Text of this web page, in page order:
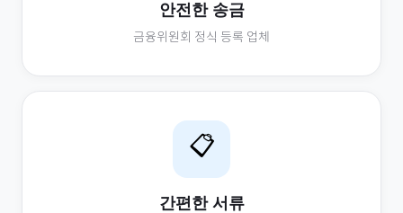
안전한 송금
금융위원회 정식 등록 업체
📋
간편한 서류